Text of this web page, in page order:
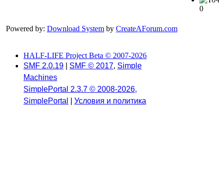
Powered by: Download System by CreateAForum.com
0
HALF-LIFE Project Beta © 2007-2026
SMF 2.0.19
SMF © 2017, Simple
Machines
SimplePortal 2.3.7 © 2008-2026,
SimplePortal
Условия и политика